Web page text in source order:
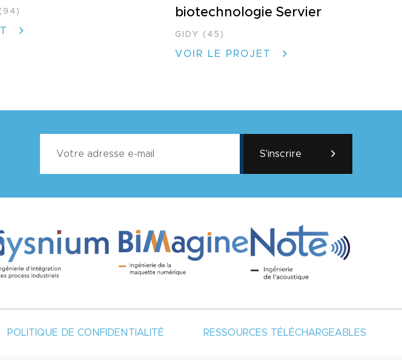
biotechnologie Servier
GIDY (45)
VOIR LE PROJET
S'inscrire
POLITIQUE DE CONFIDENTIALITÉ RESSOURCES TÉLÉCHARGEABLES